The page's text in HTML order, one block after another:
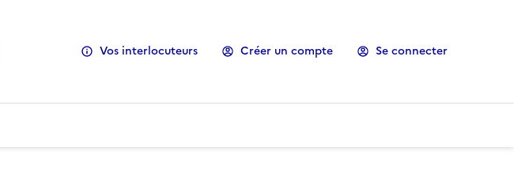
Vos interlocuteurs Créer un compte Se connecter